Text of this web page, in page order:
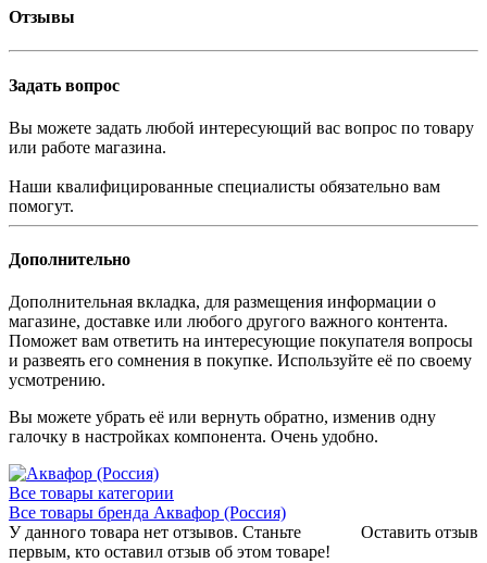
Отзывы
Задать вопрос
Вы можете задать любой интересующий вас вопрос по товару
или работе магазина.
Наши квалифицированные специалисты обязательно вам
помогут.
Дополнительно
Дополнительная вкладка, для размещения информации о
магазине, доставке или любого другого важного контента.
Поможет вам ответить на интересующие покупателя вопросы
и развеять его сомнения в покупке. Используйте её по своему
усмотрению.
Вы можете убрать её или вернуть обратно, изменив одну
галочку в настройках компонента. Очень удобно.
Все товары категории
Все товары бренда Аквафор (Россия)
Оставить отзыв
У данного товара нет отзывов. Станьте
первым, кто оставил отзыв об этом товаре!